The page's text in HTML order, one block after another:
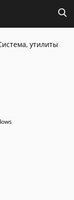
утилиты